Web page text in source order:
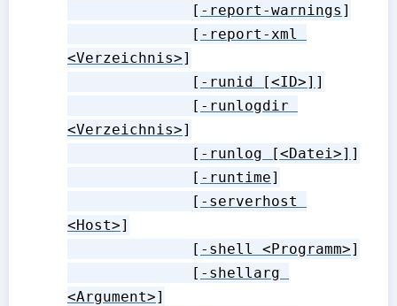
              [
-report-warnings ]
              [
-report-xml
<Verzeichnis>]
              [
-runid [<ID>] ]
              [
-runlogdir
<Verzeichnis>]
              [
-runlog [<Datei>] ]
              [
-runtime]
              [
-serverhost
<Host>]
              [
-shell <Programm>]
              [
-shellarg
<Argument>]